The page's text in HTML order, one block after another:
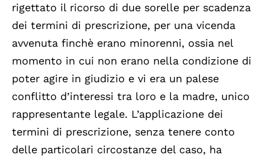
rigettato il ricorso di due sorelle per scadenza
dei termini di prescrizione, per una vicenda
avvenuta finchè erano minorenni, ossia nel
momento in cui non erano nella condizione di
poter agire in giudizio e vi era un palese
conflitto d’interessi tra loro e la madre, unico
rappresentante legale. L’applicazione dei
termini di prescrizione, senza tenere conto
delle particolari circostanze del caso, ha